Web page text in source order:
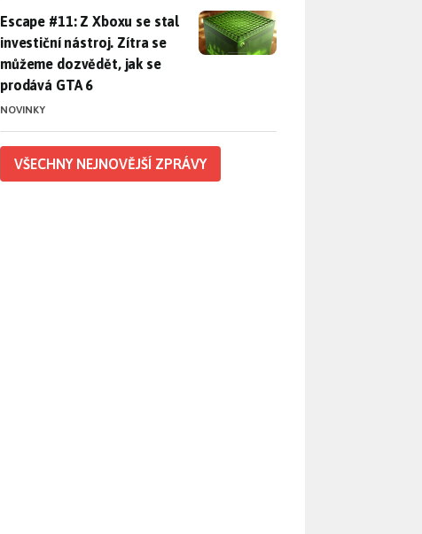
Escape #11: Z Xboxu se stal investiční nástroj. Zítra se můžeme
Escape #11: Z Xboxu se stal
investiční nástroj. Zítra se
můžeme dozvědět, jak se
prodává GTA 6
NOVINKY
VŠECHNY NEJNOVĚJŠÍ ZPRÁVY